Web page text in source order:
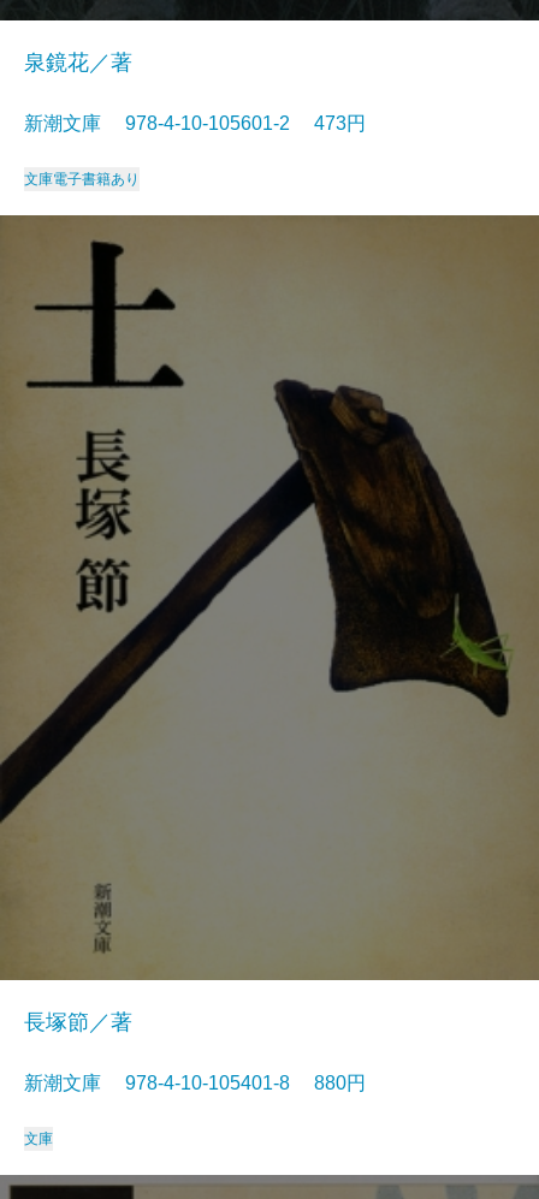
泉鏡花／著
新潮文庫 978-4-10-105601-2 473円
文庫電子書籍あり
長塚節／著
新潮文庫 978-4-10-105401-8 880円
文庫